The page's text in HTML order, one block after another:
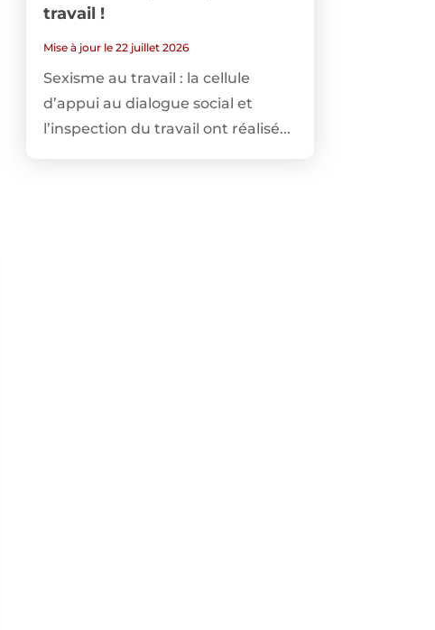
travail !
Mise à jour le 22 juillet 2026
Sexisme au travail : la cellule
d’appui au dialogue social et
l’inspection du travail ont réalisé...